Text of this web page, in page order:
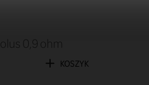
0,9 ohm
KOSZYK